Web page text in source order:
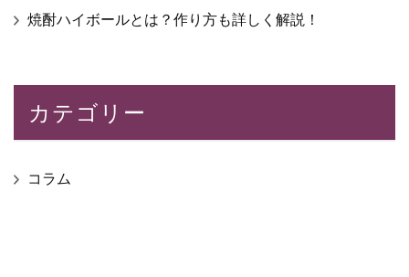
焼酎ハイボールとは？作り方も詳しく解説！
カテゴリー
コラム